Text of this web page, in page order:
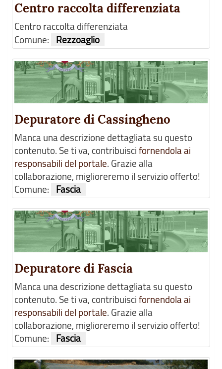
Centro raccolta differenziata
Centro raccolta differenziata
Comune:
Rezzoaglio
Depuratore di Cassingheno
Manca una descrizione dettagliata su questo
contenuto. Se ti va, contribuiscifornendola ai
responsabili del portale. Grazie alla
collaborazione, miglioreremo il servizio offerto!
Comune:
Fascia
Depuratore di Fascia
Manca una descrizione dettagliata su questo
contenuto. Se ti va, contribuiscifornendola ai
responsabili del portale. Grazie alla
collaborazione, miglioreremo il servizio offerto!
Comune:
Fascia